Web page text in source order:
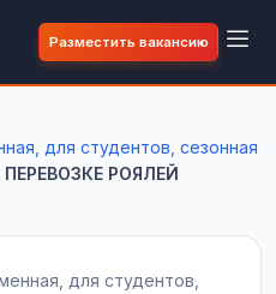
Разместить вакансию
для студентов, сезонная
РОЯЛЕЙ
для студентов,